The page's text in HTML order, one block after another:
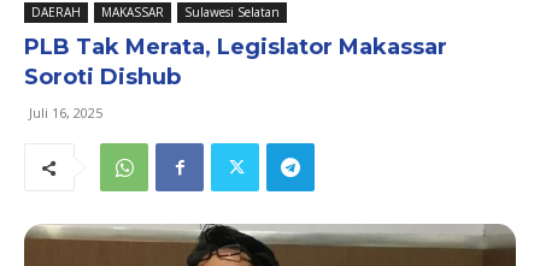
DAERAH MAKASSAR Sulawesi Selatan
PLB Tak Merata, Legislator Makassar
Soroti Dishub
Juli 16, 2025